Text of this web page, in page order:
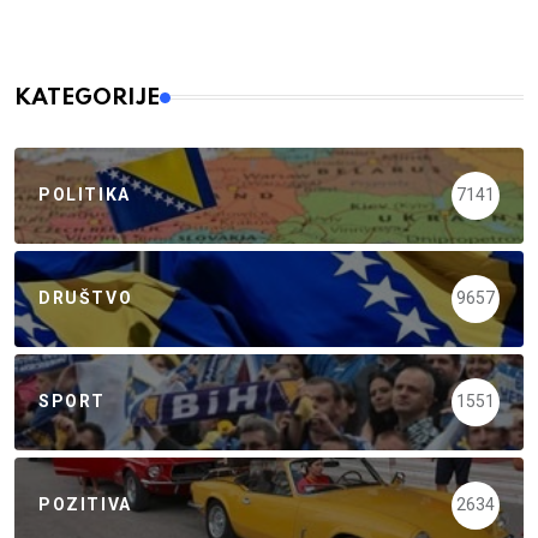
KATEGORIJE
POLITIKA 7141
DRUŠTVO 9657
SPORT 1551
POZITIVA 2634